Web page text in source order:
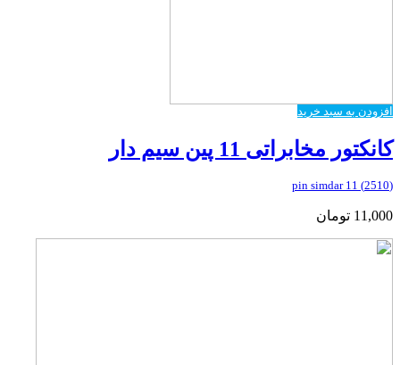
افزودن به سبد خرید
کانکتور مخابراتی 11 پین سیم دار
(2510) 11 pin simdar
11,000 تومان